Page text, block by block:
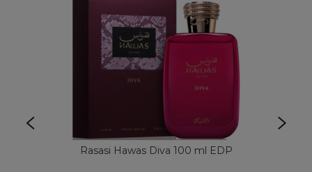
Rasasi Hawas Diva 100 ml EDP